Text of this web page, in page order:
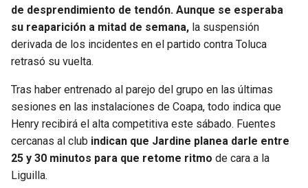
de desprendimiento de tendón. Aunque se esperaba
su reaparición a mitad de semana, la suspensión
derivada de los incidentes en el partido contra Toluca
retrasó su vuelta.
Tras haber entrenado al parejo del grupo en las últimas
sesiones en las instalaciones de Coapa, todo indica que
Henry recibirá el alta competitiva este sábado. Fuentes
cercanas al club indican que Jardine planea darle entre
25 y 30 minutos para que retome ritmo de cara a la
Liguilla.